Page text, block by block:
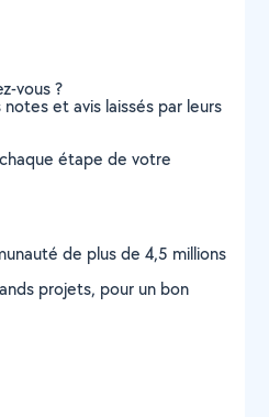
vous ?
et avis laissés par leurs
étape de votre
de plus de 4,5 millions
projets, pour un bon